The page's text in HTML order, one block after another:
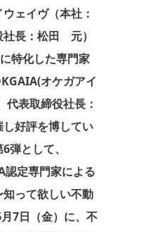
ェイヴ（本社：
社長：松田 元）
特化した専門家
オケガアイ
代表取締役社長：
好評を博してい
弾として、
認定専門家による
知って欲しい不動
7日（金）に、不